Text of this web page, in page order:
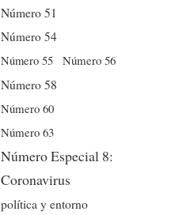
Número 51
Número 54
Número 55
Número 56
Número 58
Número 60
Número 63
Número Especial 8:
Coronavirus
política y entorno